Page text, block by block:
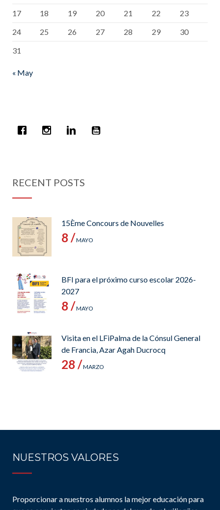
17 18 19 20 21 22
23
24
25 26 27 28 29
30
31
« May
RECENT POSTS
15Ème Concours de Nouvelles
8 /MAYO
BFI para el próximo curso escolar 2026-
2027
8 /MAYO
Visita en el LFiPalma de la Cónsul General
de Francia, Azar Agah Ducrocq
28 /MARZO
NUESTROS VALORES
Proporcionar a nuestros alumnos la mejor educación para